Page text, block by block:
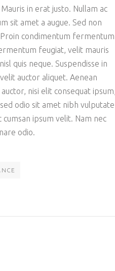
in erat justo. Nullam ac
sit amet a augue. Sed non
condimentum fermentum
feugiat, velit mauris
quis neque. Suspendisse in
auctor aliquet. Aenean
nisi elit consequat
odio sit amet nibh vulputate
ipsum velit. Nam nec
odio.